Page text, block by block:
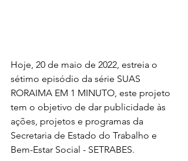
Hoje, 20 de maio de 2022, estreia o
sétimo episódio da série SUAS
RORAIMA EM 1 MINUTO, este projeto
tem o objetivo de dar publicidade às
ações, projetos e programas da
Secretaria de Estado do Trabalho e
Bem-Estar Social - SETRABES.